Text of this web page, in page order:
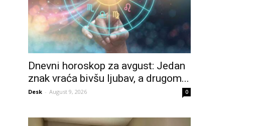
Dnevni horoskop za avgust: Jedan
znak vraća bivšu ljubav, a drugom...
Desk - August 9, 2026 0